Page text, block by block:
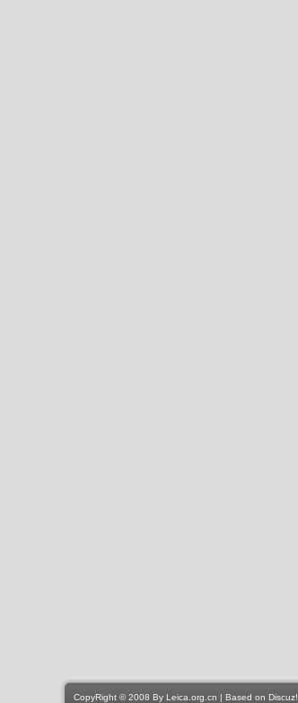
CopyRight © 2008 By Leica.org.cn | Based on Discuz!